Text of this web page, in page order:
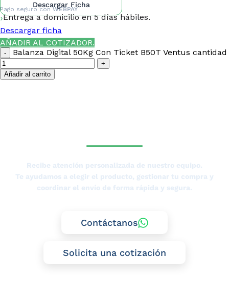
Descargar Ficha
Pago seguro conWEBPAY
Entrega a domicilio en 5 días hábiles.
Descargar ficha
AÑADIR AL COTIZADOR.
Balanza Digital 50Kg Con Ticket B50T Ventus cantidad
Añadir al carrito
Recibe atención personalizada de nuestro equipo.
Te ayudamos a elegir el producto, gestionar tu compra y
coordinar el envío de forma rápida y segura.
Contáctanos
Solicita una cotización